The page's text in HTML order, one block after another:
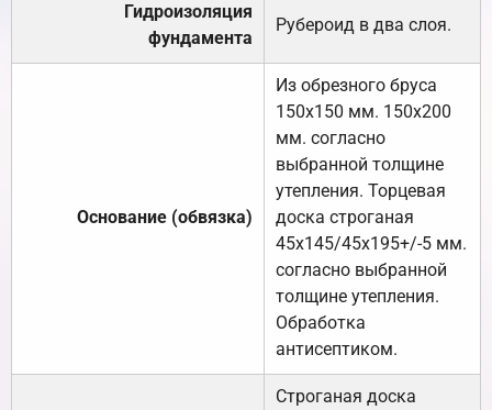
Гидроизоляция
фундамента
Рубероид в два слоя.
Основание (обвязка)
Из обрезного бруса
150х150 мм. 150х200
мм. согласно
выбранной толщине
утепления. Торцевая
доска строганая
45х145/45х195+/-5 мм.
согласно выбранной
толщине утепления.
Обработка
антисептиком.
Строганая доска